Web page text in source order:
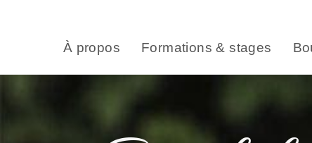
À propos Formations & stages